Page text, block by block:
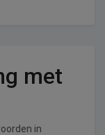
met
in